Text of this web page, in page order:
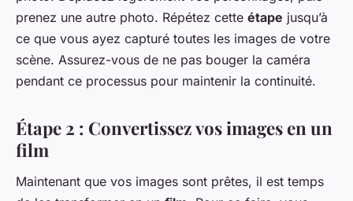
prenez une autre photo. Répétez cette étape jusqu’à
ce que vous ayez capturé toutes les images de votre
scène. Assurez-vous de ne pas bouger la caméra
pendant ce processus pour maintenir la continuité.
Étape 2 : Convertissez vos images en un
film
Maintenant que vos images sont prêtes, il est temps